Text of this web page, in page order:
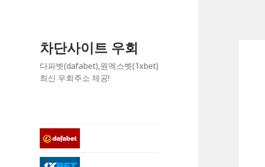
차단사이트 우회
다파벳(dafabet),원엑스벳(1xbet)
최신 우회주소 제공!